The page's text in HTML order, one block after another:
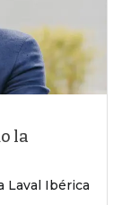
la
Laval Ibérica